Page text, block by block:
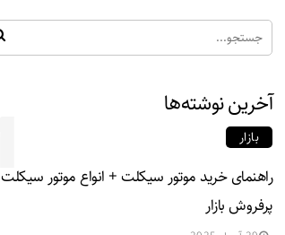
آخرین نوشته‌ها 1 بازار
راهنمای خرید موتور سیکلت + انواع موتور سیکلت
پرفروش بازار